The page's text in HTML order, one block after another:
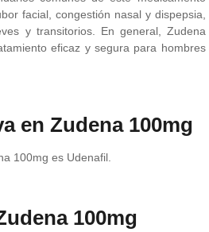
facial, congestión nasal y dispepsia,
y transitorios. En general, Zudena
eficaz y segura para hombres
en Zudena 100mg
100mg es Udenafil.
100mg